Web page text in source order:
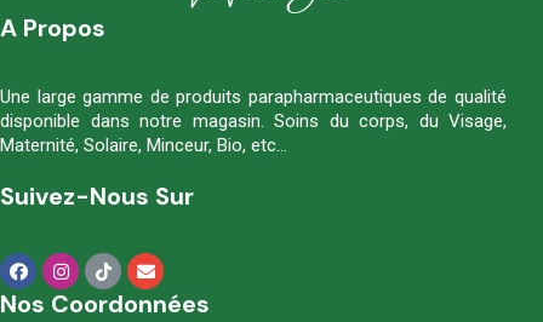
A Propos
Une large gamme de produits parapharmaceutiques de qualité
disponible dans notre magasin. Soins du corps, du Visage,
Maternité, Solaire, Minceur, Bio, etc…
Suivez-Nous Sur
Nos Coordonnées